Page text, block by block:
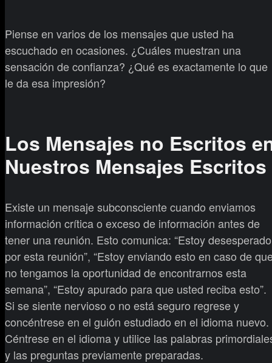
Piense en varios de los mensajes que usted ha
escuchado en ocasiones. ¿Cuáles muestran una
sensación de confianza? ¿Qué es exactamente lo que
le da esa impresión?
Los Mensajes no Escritos
Nuestros Mensajes Escritos
Existe un mensaje subconsciente cuando enviamos
información crítica o exceso de información antes de
tener una reunión. Esto comunica: “Estoy desesperado
por esta reunión”, “Estoy enviando esto en caso de
no tengamos la oportunidad de encontrarnos esta
semana”, “Estoy apurado para que usted reciba esto”.
Si se siente nervioso o no está seguro regrese y
concéntrese en el guión estudiado en el idioma nuevo.
Céntrese en el idioma y utilice las palabras
y las preguntas previamente preparadas.